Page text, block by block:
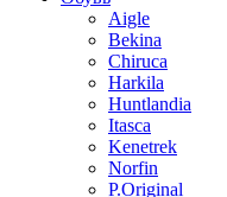
Aigle
Bekina
Chiruсa
Harkila
Huntlandia
Itasca
Kenetrek
Norfin
P.Original